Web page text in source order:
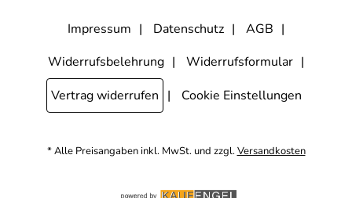
kann ich jederzeit mit Wirkung für die Zukunft widerrufen, indem ich
den Link "Abmelden" am Ende des Newsletters anklicke. Die
Impressum Datenschutz
AGB
Widerrufsbelehrung
Widerrufsformular
Vertrag widerrufen
Cookie Einstellungen
* Alle Preisangaben inkl. MwSt. und zzgl.Versandkosten